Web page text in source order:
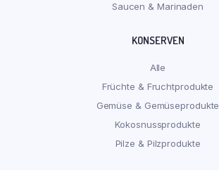
Saucen & Marinaden
KONSERVEN
Alle
Früchte & Fruchtprodukte
Gemüse & Gemüseprodukte
Kokosnussprodukte
Pilze & Pilzprodukte